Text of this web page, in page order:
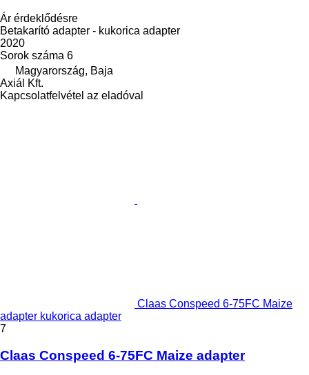
Ár érdeklődésre
Betakarító adapter - kukorica adapter
2020
Sorok száma 6
Magyarország, Baja
Axiál Kft.
Kapcsolatfelvétel az eladóval
Claas Conspeed 6-75FC Maize
adapter kukorica adapter
7
Claas Conspeed 6-75FC Maize adapter